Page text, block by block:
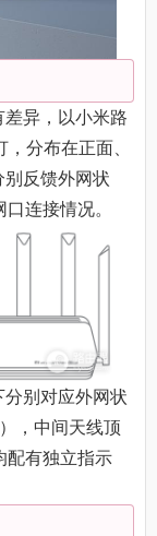
异，以小米路
分布在正面、
反馈外网状
连接情况。
别对应外网状
，中间天线顶
配有独立指示